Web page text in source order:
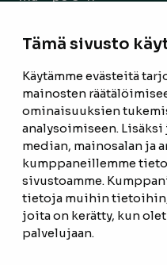
Tämä sivusto
Käytämme evästeitä
mainosten
ominaisuuksien
analysoimiseen.
median, mainosalan ja
kumppaneillemme
sivustoamme.
tietoja muihin
joita on kerätty, kun
palvelujaan.
ETUSIVU
TUOTTEET
REFERENSSIT
OTA YHTEYTTÄ
TIETOSUOJASELOSTE